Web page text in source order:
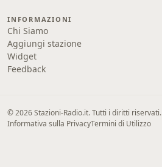
INFORMAZIONI
Chi Siamo
Aggiungi stazione
Widget
Feedback
© 2026 Stazioni-Radio.it. Tutti i diritti riservati.
Informativa sulla PrivacyTermini di Utilizzo